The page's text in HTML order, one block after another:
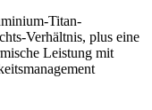
Titan-
Verhältnis, plus eine
Leistung mit